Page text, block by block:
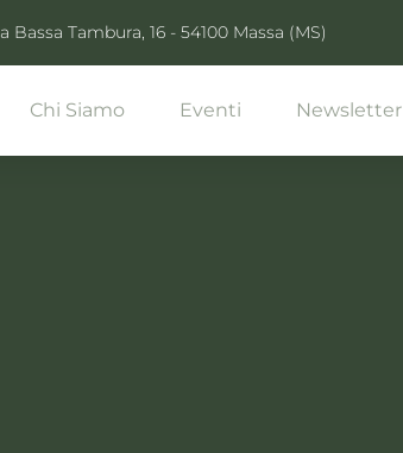
Bassa Tambura, 16 - 54100 Massa (MS)
Chi Siamo Eventi Newsletter